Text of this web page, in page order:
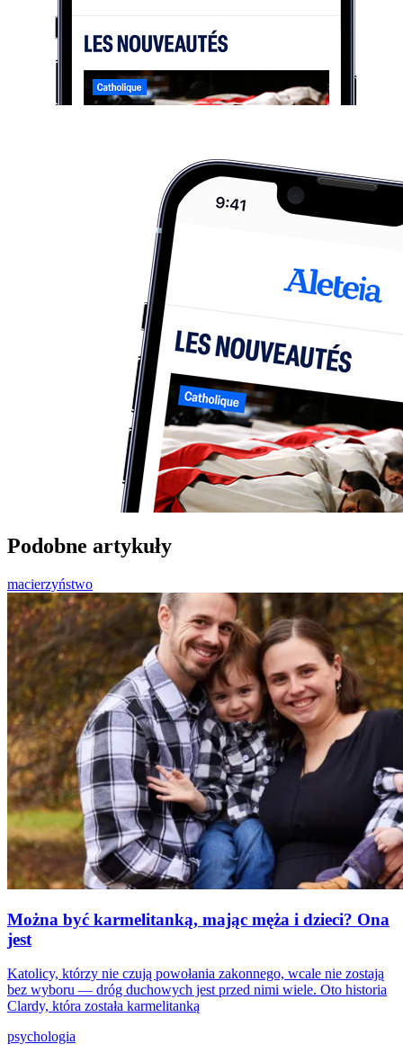
Podobne artykuły
macierzyństwo
Można być karmelitanką, mając męża i dzieci? Ona
jest
Katolicy, którzy nie czują powołania zakonnego, wcale nie zostają
bez wyboru — dróg duchowych jest przed nimi wiele. Oto historia
Clardy, która została karmelitanką
psychologia